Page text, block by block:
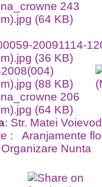
: Str. Matei
:
Aranjamente
Organizare Nunta